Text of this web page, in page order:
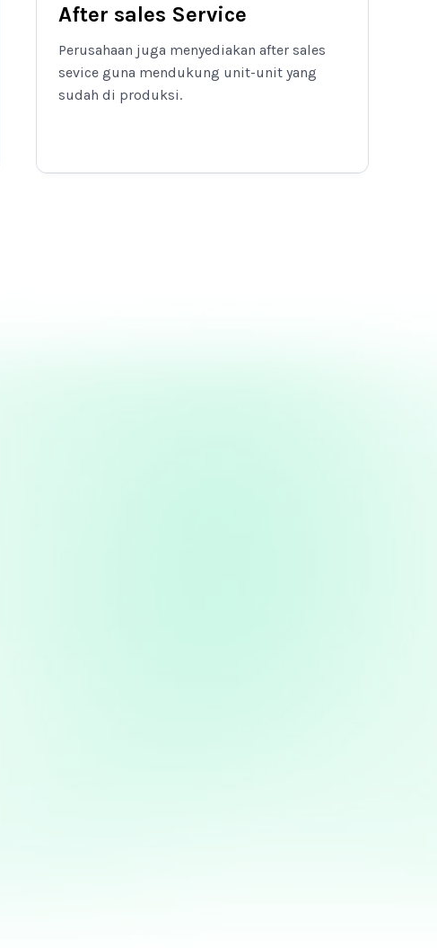
After sales Service
Perusahaan juga menyediakan after sales
sevice guna mendukung unit-unit yang
sudah di produksi.